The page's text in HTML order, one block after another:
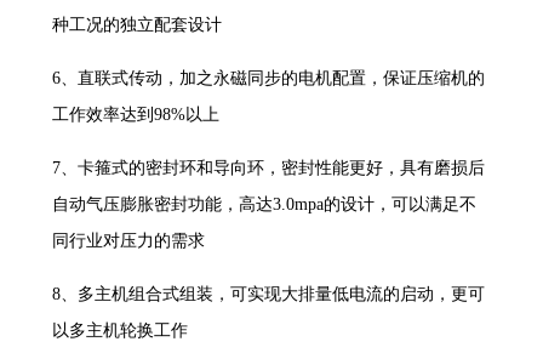
种工况的独立配套设计
6、直联式传动，加之永磁同步的电机配置，保证压缩机的
工作效率达到98%以上
7、卡箍式的密封环和导向环，密封性能更好，具有磨损后
自动气压膨胀密封功能，高达3.0mpa的设计，可以满足不
同行业对压力的需求
8、多主机组合式组装，可实现大排量低电流的启动，更可
以多主机轮换工作